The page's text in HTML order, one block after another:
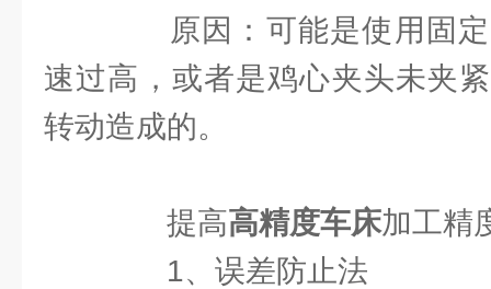
原因：可能是使用固定
速过高，或者是鸡心夹头未夹
转动造成的。
提高高精度车床加工精
1、误差防止法